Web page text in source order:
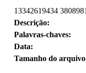
13342619434
Descrição:
Palavras-chaves:
Data:
Tamanho do